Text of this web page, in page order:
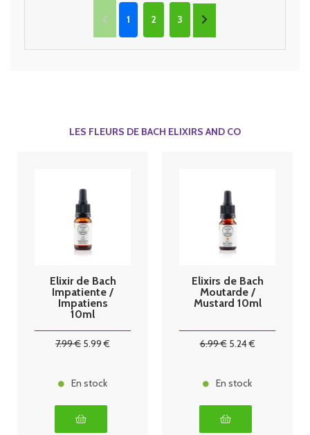
1 2 3
LES FLEURS DE BACH ELIXIRS AND CO
Elixir de Bach
Impatiente /
Impatiens
10ml
7.99€ 5.99 €
En stock
Elixirs de Bach
Moutarde /
Mustard 10ml
6.99€ 5.24€
En stock